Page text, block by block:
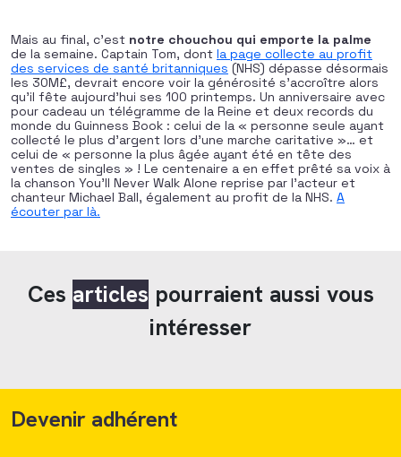
Mais au final, c’est notre chouchou qui emporte la palme
de la semaine. Captain Tom, dont la page collecte au profit
des services de santé britanniques (NHS) dépasse désormais
les 30M£, devrait encore voir la générosité s’accroître alors
qu’il fête aujourd’hui ses 100 printemps. Un anniversaire avec
pour cadeau un télégramme de la Reine et deux records du
monde du Guinness Book : celui de la « personne seule ayant
collecté le plus d’argent lors d’une marche caritative »… et
celui de « personne la plus âgée ayant été en tête des
ventes de singles » ! Le centenaire a en effet prêté sa voix à
la chanson You’ll Never Walk Alone reprise par l’acteur et
chanteur Michael Ball, également au profit de la NHS. A
écouter par là.
Ces articles pourraient aussi vous
intéresser
Devenir adhérent